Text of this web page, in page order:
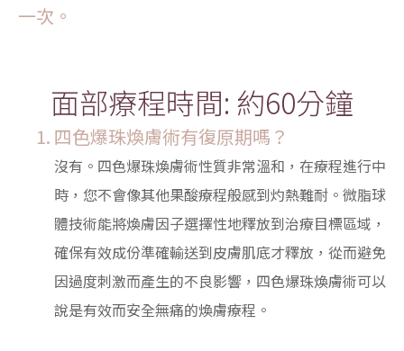
一次。
面部療程時間: 約60分鐘
四色爆珠煥膚術有復原期嗎？
沒有。四色爆珠煥膚術性質非常溫和，在療程進行中
時，您不會像其他果酸療程般感到灼熱難耐。微脂球
體技術能將煥膚因子選擇性地釋放到治療目標區域，
確保有效成份準確輸送到皮膚肌底才釋放，從而避免
因過度刺激而產生的不良影響，四色爆珠煥膚術可以
說是有效而安全無痛的煥膚療程。